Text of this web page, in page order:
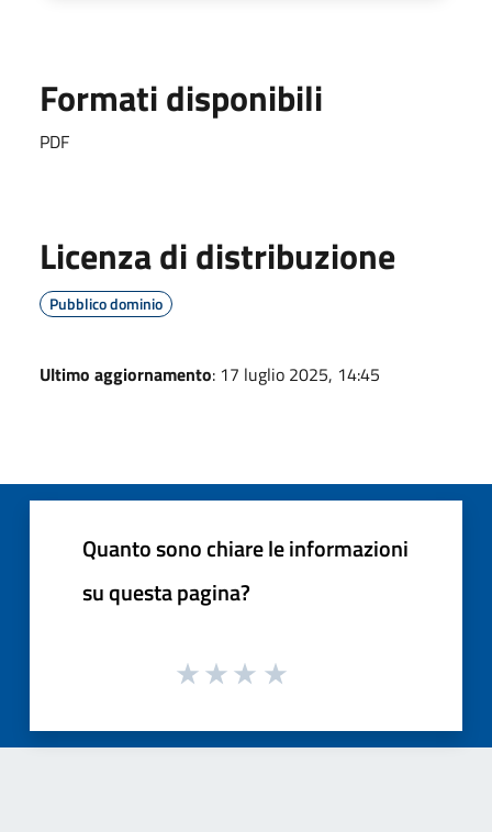
Formati disponibili
PDF
Licenza di distribuzione
Pubblico dominio
Ultimo aggiornamento: 17 luglio 2025, 14:45
Quanto sono chiare le informazioni
su questa pagina?